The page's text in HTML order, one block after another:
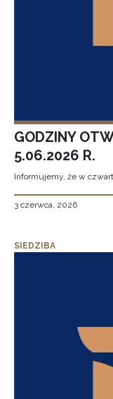
GODZINY
5.06.2026 R.
Informujemy, że w
3 czerwca, 2026
SIEDZIBA